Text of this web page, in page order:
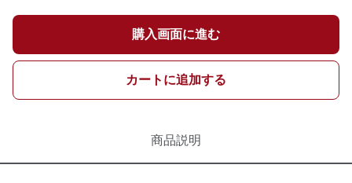
購入画面に進む
カートに追加する
商品説明